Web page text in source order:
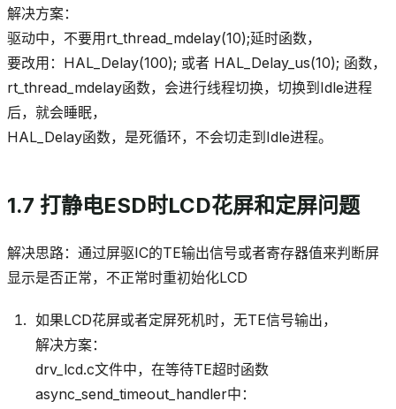
解决方案：
驱动中，不要用rt_thread_mdelay(10);延时函数，
要改用：HAL_Delay(100); 或者 HAL_Delay_us(10); 函数，
rt_thread_mdelay函数，会进行线程切换，切换到Idle进程
后，就会睡眠，
HAL_Delay函数，是死循环，不会切走到Idle进程。
1.7 打静电ESD时LCD花屏和定屏问题
解决思路：通过屏驱IC的TE输出信号或者寄存器值来判断屏
显示是否正常，不正常时重初始化LCD
如果LCD花屏或者定屏死机时，无TE信号输出，
解决方案：
drv_lcd.c文件中，在等待TE超时函数
async_send_timeout_handler中：